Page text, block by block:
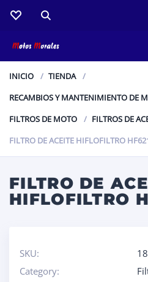
INICIO
TIENDA
RECAMBIOS Y MANTENIMIENTO DE
FILTROS DE MOTO
FILTROS DE
FILTRO DE ACEITE HIFLOFILTRO
FILTRO DE
HIFLOFILTRO
SKU:
Category: